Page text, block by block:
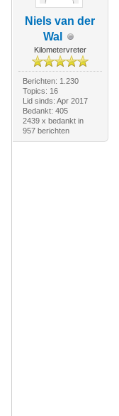
Niels van der
Wal
Kilometervreter
Berichten: 1.230
Topics: 16
Lid sinds: Apr 2017
Bedankt: 405
2439 x bedankt in
957 berichten